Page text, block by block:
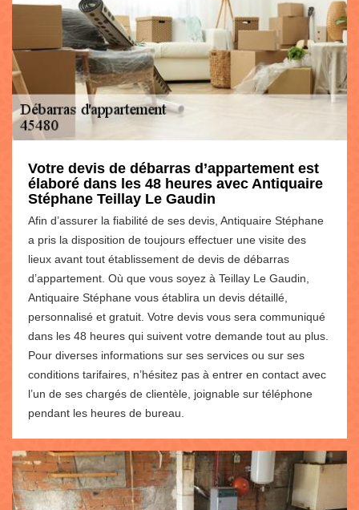
Votre devis de débarras d’appartement est
élaboré dans les 48 heures avec Antiquaire
Stéphane Teillay Le Gaudin
Afin d’assurer la fiabilité de ses devis, Antiquaire Stéphane
a pris la disposition de toujours effectuer une visite des
lieux avant tout établissement de devis de débarras
d’appartement. Où que vous soyez à Teillay Le Gaudin,
Antiquaire Stéphane vous établira un devis détaillé,
personnalisé et gratuit. Votre devis vous sera communiqué
dans les 48 heures qui suivent votre demande tout au plus.
Pour diverses informations sur ses services ou sur ses
conditions tarifaires, n’hésitez pas à entrer en contact avec
l’un de ses chargés de clientèle, joignable sur téléphone
pendant les heures de bureau.